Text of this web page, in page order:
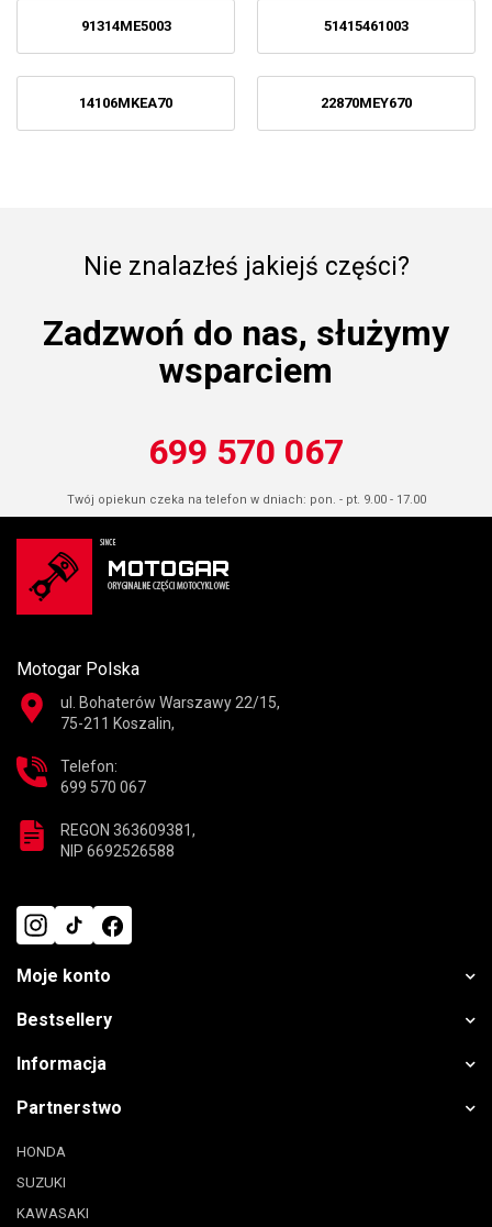
91314ME5003 51415461003
14106MKEA70 22870MEY670
Nie znalazłeś jakiejś części?
Zadzwoń do nas, służymy
wsparciem
699 570 067
Twój opiekun czeka na telefon w dniach: pon. - pt. 9.00 - 17.00
Motogar Polska
ul. Bohaterów Warszawy 22/15,
75-211 Koszalin,
Telefon:
699 570 067
REGON 363609381,
NIP 6692526588
Moje konto
Bestsellery
Informacja
Partnerstwo
HONDA
SUZUKI
KAWASAKI